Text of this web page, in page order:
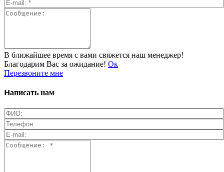
В ближайшее время с вами свяжется наш менеджер!
Благодарим Вас за ожидание! Ок
Перезвоните мне
Написать нам